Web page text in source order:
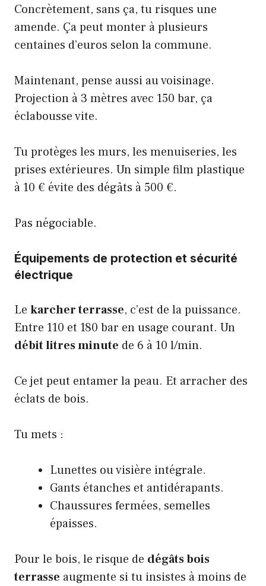
Concrètement, sans ça, tu risques une
amende. Ça peut monter à plusieurs
centaines d’euros selon la commune.
Maintenant, pense aussi au voisinage.
Projection à 3 mètres avec 150 bar, ça
éclabousse vite.
Tu protèges les murs, les menuiseries, les
prises extérieures. Un simple film plastique
à 10 € évite des dégâts à 500 €.
Pas négociable.
Équipements de protection et sécurité
électrique
Le karcher terrasse, c’est de la puissance.
Entre 110 et 180 bar en usage courant. Un
débit litres minute de 6 à 10 l/min.
Ce jet peut entamer la peau. Et arracher des
éclats de bois.
Tu mets :
Lunettes ou visière intégrale.
Gants étanches et antidérapants.
Chaussures fermées, semelles
épaisses.
Pour le bois, le risque de dégâts bois
terrasse augmente si tu insistes à moins de